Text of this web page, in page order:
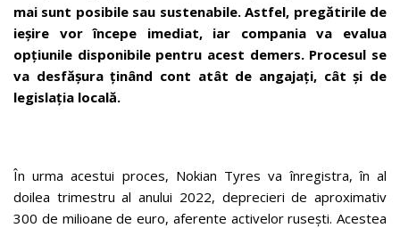
mai sunt posibile sau sustenabile. Astfel, pregătirile de
ieșire vor începe imediat, iar compania va evalua
opțiunile disponibile pentru acest demers. Procesul se
va desfășura ținând cont atât de angajați, cât și de
legislația locală.
În urma acestui proces, Nokian Tyres va înregistra, în al
doilea trimestru al anului 2022, deprecieri de aproximativ
300 de milioane de euro, aferente activelor rusești. Acestea